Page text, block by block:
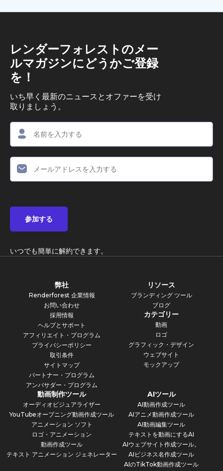
レンダーフォレストのメー
ルマガジンにどうかご登録
を！
いち早く最新のニュースとオファーを受け
取りましょう。
参加する
いつでも簡単に解約できます。
弊社
Renderforest 企業情報
お問い合わせ
採用情報
ヘルプとサポート
アフィリエイト・プログラム
プライバシーポリシー
取引条件
サイトマップ
パートナー・プログラム
アンバサダー・プログラム
リソース
ブランディング ツール
ブログ
カテゴリー
動画
ロゴ
グラフィック・デザイン
ウェブサイト
モックアップ
動画制作ツール
オーディオビジュアライザー
YouTubeオープニング動画作成ツール
アニメーション ソフト
ロゴ・アニメーション
動画作成ツール
テキスト アニメーション ジェネレーター
AIツール
AI動画作成ツール
AIアニメ動画作成ツール
AI動画編集ツール
テキストを動画にするAI
AIウェブサイト作成ツール。
AIビジネス名作成ツール
AIのTikTok動画作成ツール